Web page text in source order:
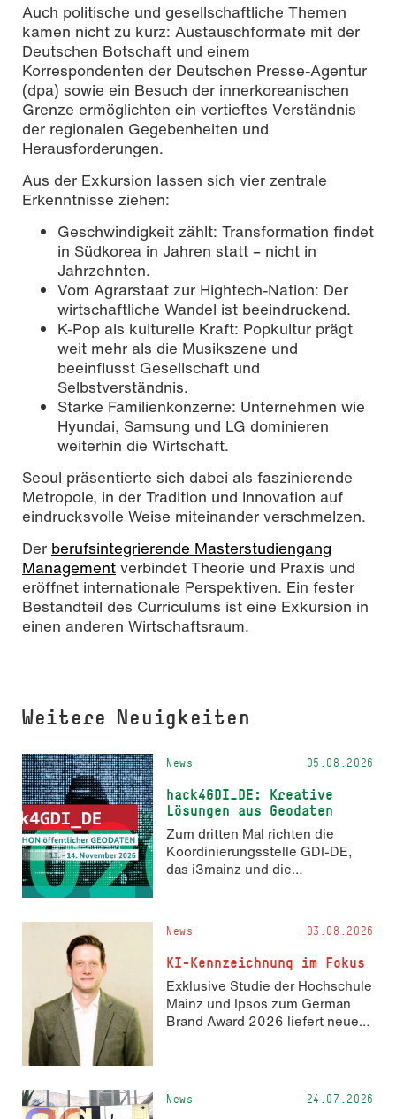
Auch politische und gesellschaftliche Themen
kamen nicht zu kurz: Austauschformate mit der
Deutschen Botschaft und einem
Korrespondenten der Deutschen Presse-Agentur
(dpa) sowie ein Besuch der innerkoreanischen
Grenze ermöglichten ein vertieftes Verständnis
der regionalen Gegebenheiten und
Herausforderungen.
Aus der Exkursion lassen sich vier zentrale
Erkenntnisse ziehen:
Geschwindigkeit zählt: Transformation findet
in Südkorea in Jahren statt – nicht in
Jahrzehnten.
Vom Agrarstaat zur Hightech-Nation: Der
wirtschaftliche Wandel ist beeindruckend.
K-Pop als kulturelle Kraft: Popkultur prägt
weit mehr als die Musikszene und
beeinflusst Gesellschaft und
Selbstverständnis.
Starke Familienkonzerne: Unternehmen wie
Hyundai, Samsung und LG dominieren
weiterhin die Wirtschaft.
Seoul präsentierte sich dabei als faszinierende
Metropole, in der Tradition und Innovation auf
eindrucksvolle Weise miteinander verschmelzen.
Der berufsintegrierende Masterstudiengang
Management verbindet Theorie und Praxis und
eröffnet internationale Perspektiven. Ein fester
Bestandteil des Curriculums ist eine Exkursion in
einen anderen Wirtschaftsraum.
Weitere Neuigkeiten
News 05.08.2026
hack4GDI_DE: Kreative
Lösungen aus Geodaten
Zum dritten Mal richten die
Koordinierungsstelle GDI-DE,
das i3mainz und die
und 14. November 2026 den
Hackathon hack4GDI_DE an der
Hochschule Mainz aus. Die
Anmeldung ist geöffnet und bis
zum 2. Oktober 2026 möglich.
News 03.08.2026
KI-Kennzeichnung im Fokus
Exklusive Studie der Hochschule
Mainz und Ipsos zum German
Brand Award 2026 liefert neue
News 24.07.2026